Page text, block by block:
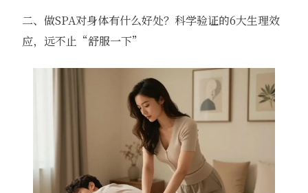
二、做SPA对身体有什么好处？科学验证的6大生理效
应，远不止“舒服一下”